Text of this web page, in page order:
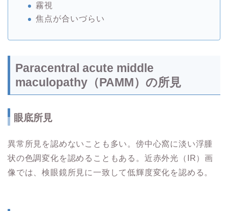
霧視
焦点が合いづらい
Paracentral acute middle
maculopathy（PAMM）の所見
眼底所見
異常所見を認めないことも多い。傍中心窩に淡い浮腫
状の色調変化を認めることもある。近赤外光（IR）画
像では、検眼鏡所見に一致して低輝度変化を認める。